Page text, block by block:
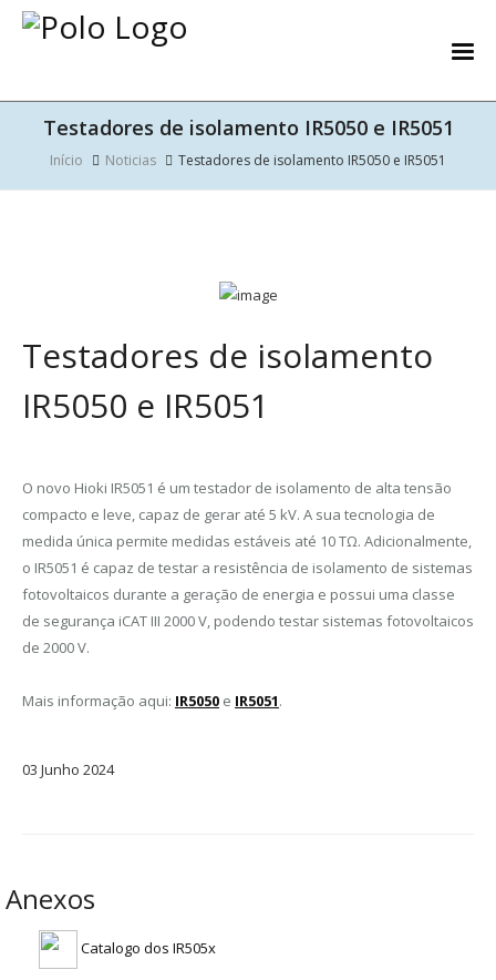
Testadores de isolamento IR5050 e IR5051
Início Noticias Testadores de isolamento IR5050 e IR5051
Testadores de isolamento
IR5050 e IR5051
O novo Hioki IR5051 é um testador de isolamento de alta tensão
compacto e leve, capaz de gerar até 5 kV. A sua tecnologia de
medida única permite medidas estáveis até 10 TΩ. Adicionalmente,
o IR5051 é capaz de testar a resistência de isolamento de sistemas
fotovoltaicos durante a geração de energia e possui uma classe
de segurança iCAT III 2000 V, podendo testar sistemas fotovoltaicos
de 2000 V.
Mais informação aqui: IR5050 e IR5051.
03 Junho 2024
Anexos
Catalogo dos IR505x